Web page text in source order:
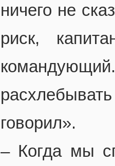
ничего не
риск,
говорил».
– Когда мы